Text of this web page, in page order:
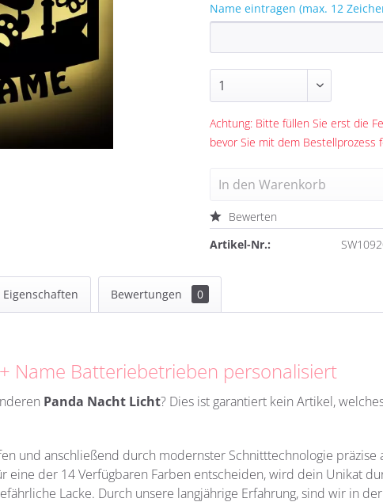
Name eintragen (max. 12
Achtung: Bitte füllen Sie erst die
bevor Sie mit dem Bestellprozess
In den Warenkorb
Bewerten
Artikel-Nr.:
Bewertungen 0
Name Batteriebetrieben personalisiert
Panda Nacht Licht? Dies ist garantiert kein Artikel,
und anschließend durch modernster Schnitttechnologie präzise
eine der 14 Verfügbaren Farben entscheiden, wird dein Unikat
Lacke. Durch unsere langjährige Erfahrung, sind wir in